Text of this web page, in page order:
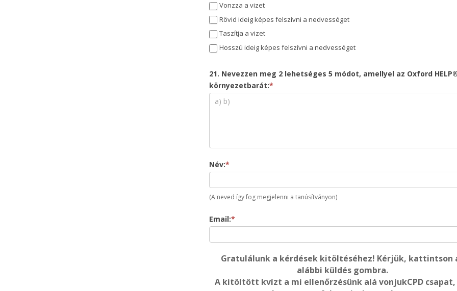
Vonzza a vizet
Rövid ideig képes felszívni a nedvességet
Taszítja a vizet
Hosszú ideig képes felszívni a nedvességet
21. Nevezzen meg 2 lehetséges 5 módot, amellyel az Oxford
környezetbarát:*
Név:*
(A neved így fog megjelenni a tanúsítványon)
Email:*
Gratulálunk a kérdések kitöltéséhez! Kérjük, kattintson
alábbi küldés gombra.
A kitöltött kvízt a mi ellenőrzésünk alá vonjukCPD